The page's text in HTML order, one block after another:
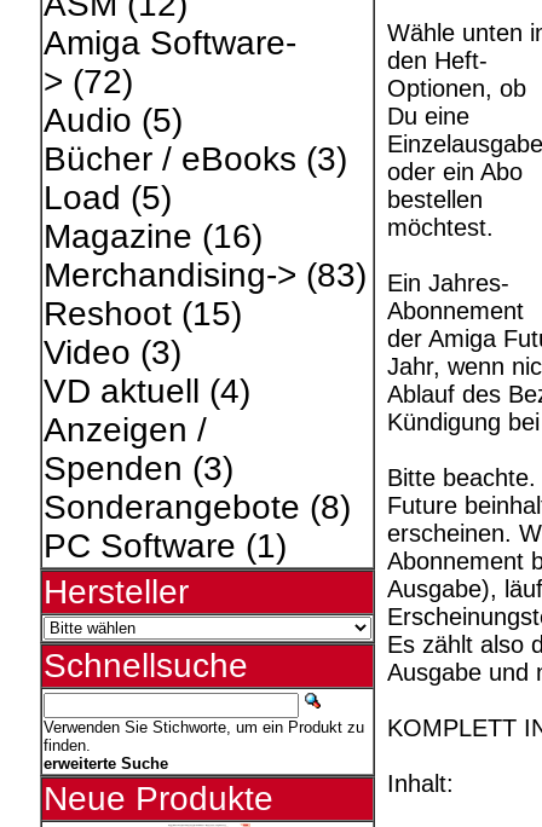
Amiga Software-
> (72)
Audio (5)
Bücher / eBooks (3)
Load (5)
Magazine (16)
Merchandising-> (83)
Reshoot (15)
Video (3)
VD aktuell (4)
Anzeigen /
Spenden (3)
Sonderangebote (8)
PC Software (1)
Hersteller
Schnellsuche
Verwenden Sie Stichworte, um ein Produkt zu
finden.
erweiterte Suche
Neue Produkte
Wähle unten
den Heft-
Optionen, ob
Du eine
Einzelausgabe
oder ein Abo
bestellen
möchtest.
Ein Jahres-
Abonnement
der Amiga
Jahr, wenn
Ablauf des
Kündigung
Bitte
Future
erscheinen.
Abonnement
Ausgabe),
Es zählt also
Ausgabe und
KOMPLETT
Inhalt: